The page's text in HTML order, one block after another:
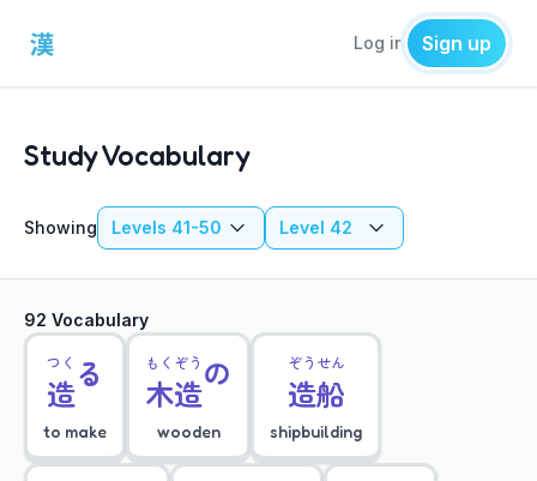
Log in Sign up
Study Vocabulary
Showing Levels 41-50 Level 42
92 Vocabulary
造
つく る
to make
木
もく
造
ぞう の
wooden
造
ぞう
船
せん
shipbuilding